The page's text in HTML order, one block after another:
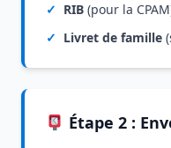
✓ RIB (pour la
✓ Livret de famille
Étape 2 :